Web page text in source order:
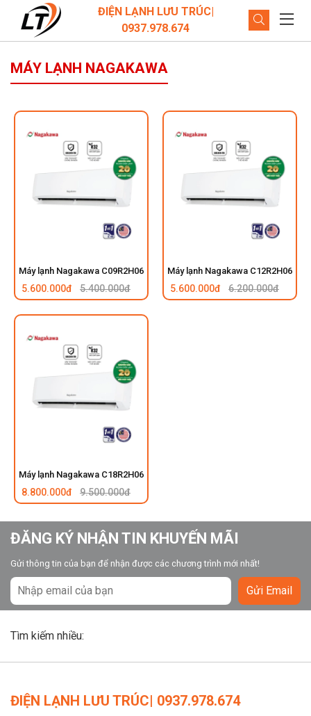
ĐIỆN LẠNH LƯU TRÚC|
0937.978.674
MÁY LẠNH NAGAKAWA
Máy lạnh Nagakawa C09R2H06
5.600.000đ 5.400.000đ
Máy lạnh Nagakawa C12R2H06
5.600.000đ 6.200.000đ
Máy lạnh Nagakawa C18R2H06
8.800.000đ 9.500.000đ
ĐĂNG KÝ NHẬN TIN KHUYẾN MÃI
Gửi thông tin của bạn để nhận được các chương trình mới nhất!
Gửi Email
Tìm kiếm nhiều:
ĐIỆN LẠNH LƯU TRÚC| 0937.978.674